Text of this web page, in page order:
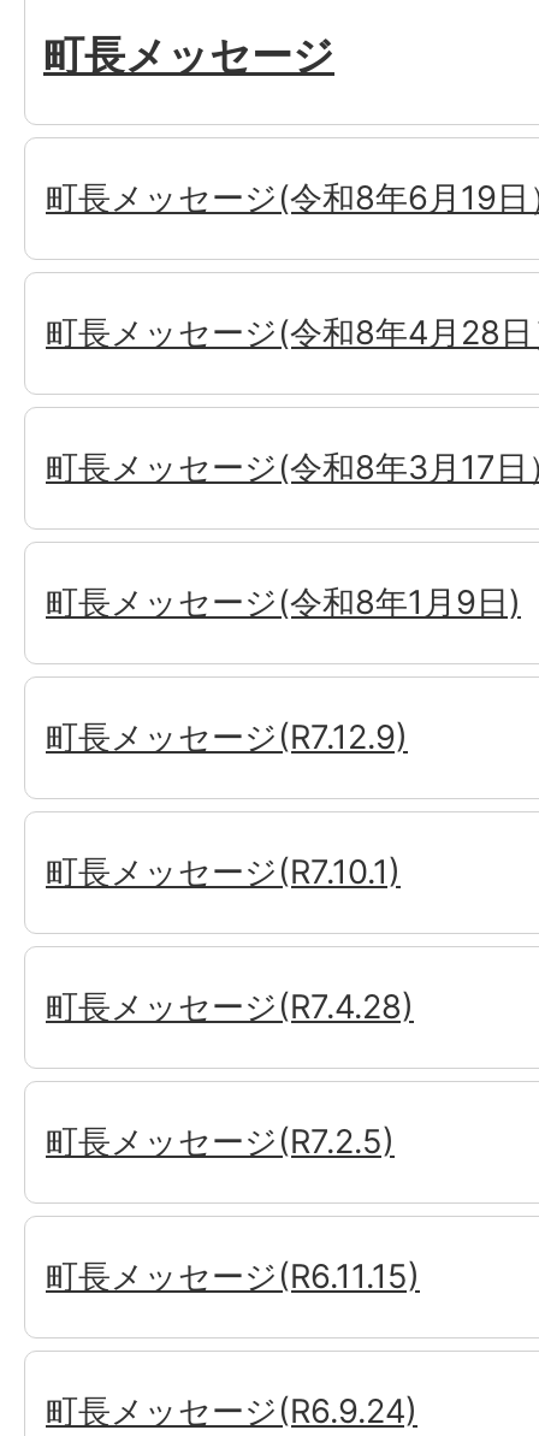
町長メッセージ
町長メッセージ(令和8年6月19日
町長メッセージ(令和8年4月28
町長メッセージ(令和8年3月17日
町長メッセージ(令和8年1月9日)
町長メッセージ(R7.12.9)
町長メッセージ(R7.10.1)
町長メッセージ(R7.4.28)
町長メッセージ(R7.2.5)
町長メッセージ(R6.11.15)
町長メッセージ(R6.9.24)